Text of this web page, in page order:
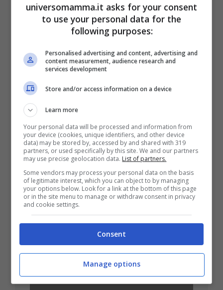
ULTIMI ARTICOLI
universomamma.it asks for your consent
to use your personal data for the
following purposes:
Personalised advertising and content, advertising and
content measurement, audience research and
services development
Store and/or access information on a device
Learn more
Your personal data will be processed and information from
your device (cookies, unique identifiers, and other device
data) may be stored by, accessed by and shared with 319
partners, or used specifically by this site. We and our partners
may use precise geolocation data. List of partners.
Some vendors may process your personal data on the basis
of legitimate interest, which you can object to by managing
your options below. Look for a link at the bottom of this page
or in the site menu to manage or withdraw consent in privacy
and cookie settings.
Consent
Manage options